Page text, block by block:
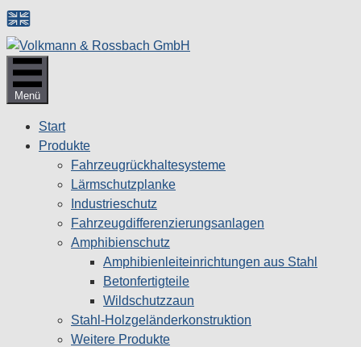
Zum
Inhalt
springen
Menü
Start
Produkte
Fahrzeugrückhaltesysteme
Lärmschutzplanke
Industrieschutz
Fahrzeug­differenzierungsanlagen
Amphibienschutz
Amphibienleiteinrichtungen aus Stahl
Betonfertigteile
Wildschutzzaun
Stahl-Holzgeländerkonstruktion
Weitere Produkte